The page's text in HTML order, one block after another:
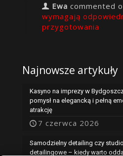
Ewa commented
wymagają
przygotowania
Najnowsze artykuły
Kasyno na imprezy w
pomysł na elegancką i pełną
atrakcję
7 czerwca 2026
Samodzielny detailing czy studio
detailingowe – kiedy warto